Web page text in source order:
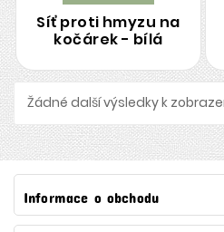
Síť proti hmyzu na
kočárek - bílá
Žádné další výsledky k
Informace o obchodu